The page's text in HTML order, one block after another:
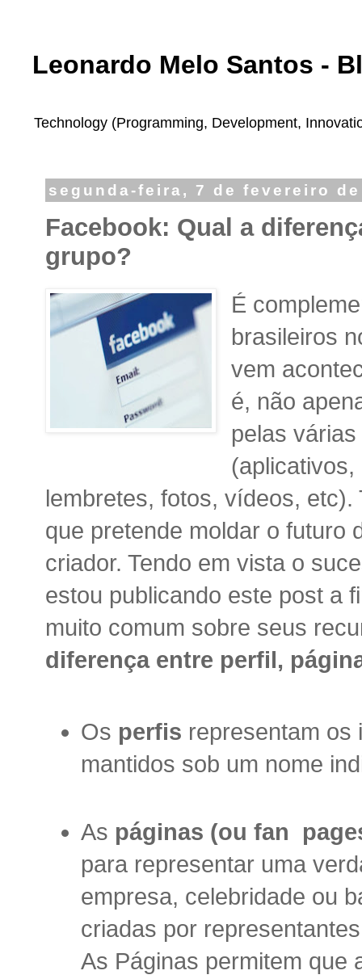
Leonardo Melo Santos -
Technology (Programming, Development,
segunda-feira, 7 de fevereiro de
Facebook: Qual a
grupo?
É
brasileiros
vem
é, não
pelas
lembretes, fotos, vídeos,
que pretende moldar o futuro
criador. Tendo em vista o
estou publicando este post a
muito comum sobre seus
diferença entre perfil,
Os perfis representam os
mantidos sob um nome
As páginas (ou fan
para representar uma
empresa, celebridade ou
criadas por
As Páginas permitem que